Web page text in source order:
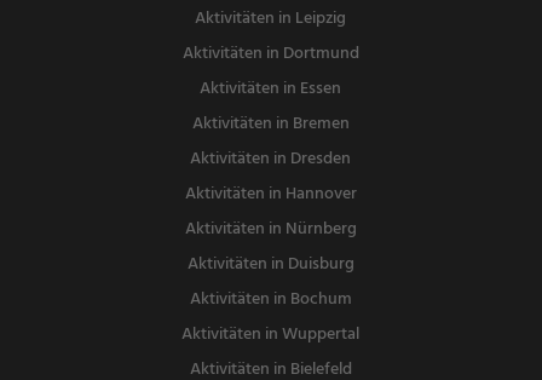
Aktivitäten in Leipzig
Aktivitäten in Dortmund
Aktivitäten in Essen
Aktivitäten in Bremen
Aktivitäten in Dresden
Aktivitäten in Hannover
Aktivitäten in Nürnberg
Aktivitäten in Duisburg
Aktivitäten in Bochum
Aktivitäten in Wuppertal
Aktivitäten in Bielefeld